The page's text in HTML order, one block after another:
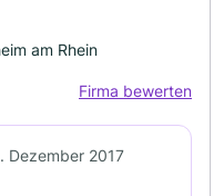
am Rhein
Firma bewerten
Dezember 2017